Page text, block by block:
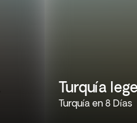
Turquía
Turquía en 8 Días